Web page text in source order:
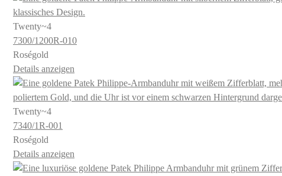
Twenty~4
7300​/1200R​-010
Roségold
Details anzeigen
Twenty~4
7340​/1R​-001
Roségold
Details anzeigen